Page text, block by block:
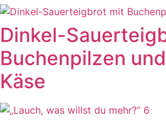
Dinkel-
Buchenpilzen
Käse